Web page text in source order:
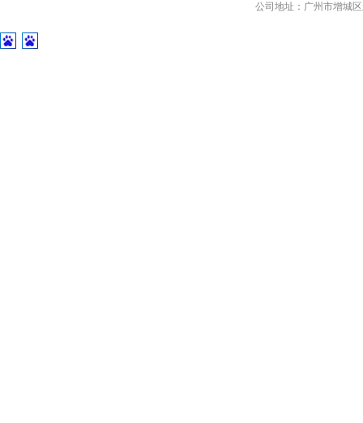
公司地址：广州市增城